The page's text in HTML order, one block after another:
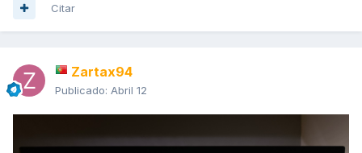
Citar
Zartax94
Publicado: Abril 12